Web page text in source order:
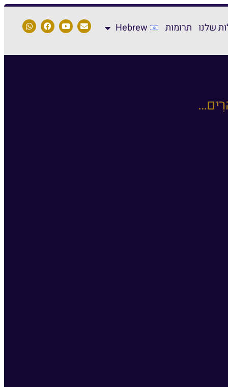
שלנו תרומות Hebrew